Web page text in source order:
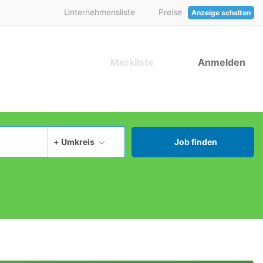
Anzeige schalten
Unternehmensliste Preise
Anmelden
Merkliste
+ Umkreis
aktuellen Ort verwenden
Job finden